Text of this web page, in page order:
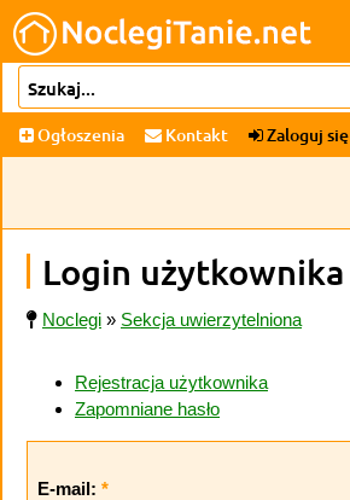
Ogłoszenia Kontakt Zaloguj się
Login użytkownika
Noclegi » Sekcja uwierzytelniona
Rejestracja użytkownika
Zapomniane hasło
E-mail: *